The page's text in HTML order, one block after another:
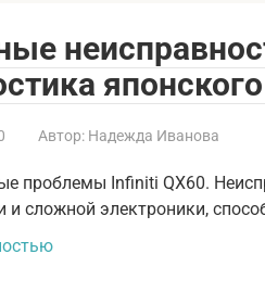
Автор: Надежда Иванова
проблемы Infiniti QX60.
и сложной электроники,